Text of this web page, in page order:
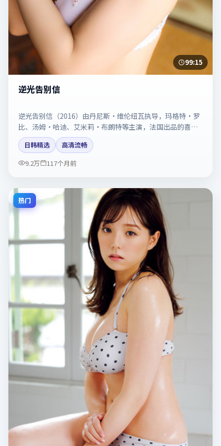
99:15
逆光告别信
逆光告别信（2016）由丹尼斯·维伦纽瓦执导，玛格特·罗
比、汤姆·哈迪、艾米莉·布朗特等主演，法国出品的喜剧
类型影片。动作场面与情感戏比例拿捏得当。剧情简介与主
创信息可供检索参考，上映日期以片方资料为准。
日韩精选
高清流畅
9.2万
117个月前
热门